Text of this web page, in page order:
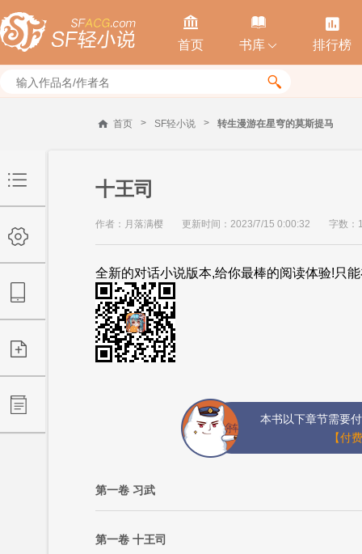

首页

书库 

排行榜

首页 > SF轻小说 > 转生漫游在星穹的莫斯提马
十王司
作者：月落满樱 更新时间：2023/7/15 0:00:32 字数：
全新的对话小说版本,给你最棒的阅读体验!只
本书以下章节需要
【付
第一卷 习武
第一卷 十王司